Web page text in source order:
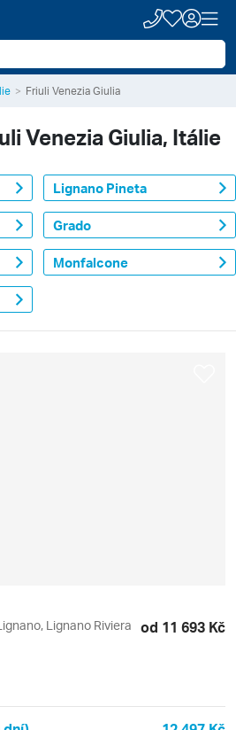
Friuli Venezia Giulia
Venezia Giulia, Itálie
Lignano Pineta
Grado
Monfalcone
Lignano Riviera od 11 693 Kč